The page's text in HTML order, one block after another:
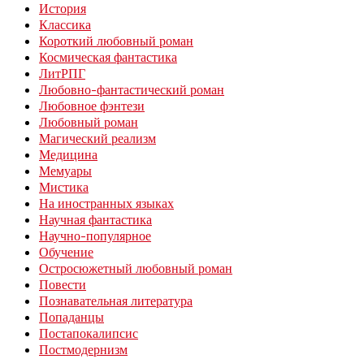
История
Классика
Короткий любовный роман
Космическая фантастика
ЛитРПГ
Любовно-фантастический роман
Любовное фэнтези
Любовный роман
Магический реализм
Медицина
Мемуары
Мистика
На иностранных языках
Научная фантастика
Научно-популярное
Обучение
Остросюжетный любовный роман
Повести
Познавательная литература
Попаданцы
Постапокалипсис
Постмодернизм